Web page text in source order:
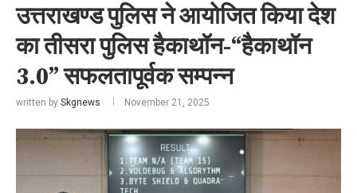
उत्तराखण्ड पुलिस ने आयोजित किया देश
का तीसरा पुलिस हैकाथॉन-“हैकाथॉन
3.0” सफलतापूर्वक सम्पन्न
written by Skgnews November 21, 2025